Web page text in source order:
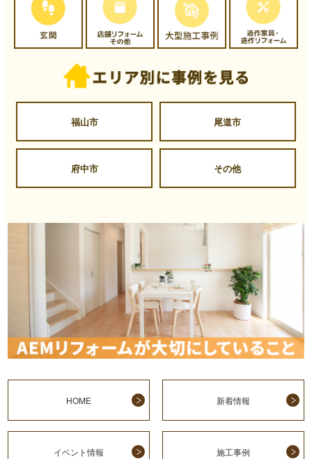
福山市 尾道市
府中市 その他
HOME 新着情報
イベント情報 施工事例